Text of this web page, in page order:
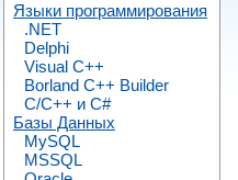
Языки программирования
.NET
Delphi
Visual C++
Borland C++ Builder
C/С++ и C#
Базы Данных
MySQL
MSSQL